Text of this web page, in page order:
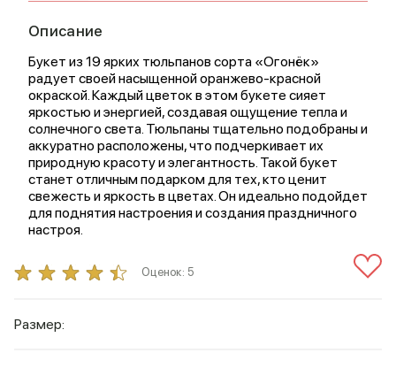
Описание
Букет из 19 ярких тюльпанов сорта «Огонёк»
радует своей насыщенной оранжево-красной
окраской. Каждый цветок в этом букете сияет
яркостью и энергией, создавая ощущение тепла и
солнечного света. Тюльпаны тщательно подобраны и
аккуратно расположены, что подчеркивает их
природную красоту и элегантность. Такой букет
станет отличным подарком для тех, кто ценит
свежесть и яркость в цветах. Он идеально подойдет
для поднятия настроения и создания праздничного
настроя.
Оценок: 5
Размер: